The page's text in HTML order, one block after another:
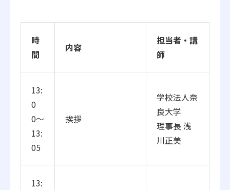
時
間
内容
担当者・講
師
13:
0
0〜
13:
05
挨拶
学校法人奈
良大学
理事長 浅
川正美
13: